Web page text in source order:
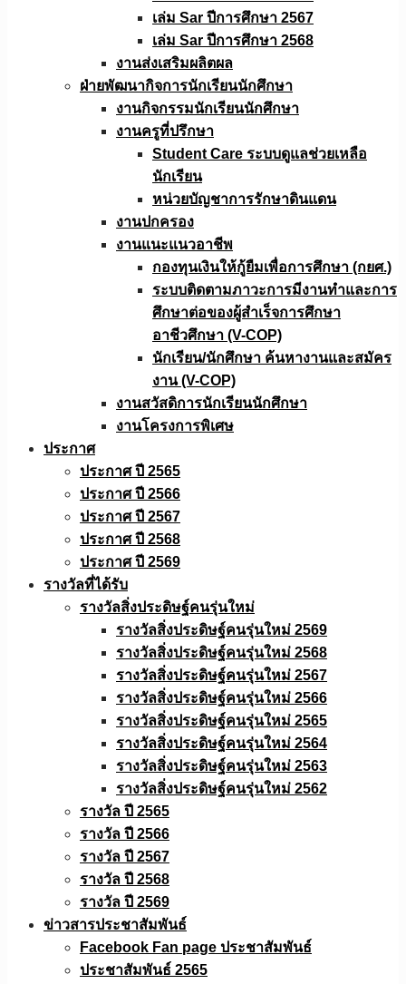
เล่ม Sar ปีการศึกษา 2567
เล่ม Sar ปีการศึกษา 2568
งานส่งเสริมผลิตผล
ฝ่ายพัฒนากิจการนักเรียนนักศึกษา
งานกิจกรรมนักเรียนนักศึกษา
งานครูที่ปรึกษา
Student Care ระบบดูแลช่วยเหลือ
นักเรียน
หน่วยบัญชาการรักษาดินแดน
งานปกครอง
งานแนะแนวอาชีพ
กองทุนเงินให้กู้ยืมเพื่อการศึกษา (กยศ.)
ระบบติดตามภาวะการมีงานทำและการ
ศึกษาต่อของผู้สำเร็จการศึกษา
อาชีวศึกษา (V-COP)
นักเรียน/นักศึกษา ค้นหางานและสมัคร
งาน (V-COP)
งานสวัสดิการนักเรียนนักศึกษา
งานโครงการพิเศษ
ประกาศ
ประกาศ ปี 2565
ประกาศ ปี 2566
ประกาศ ปี 2567
ประกาศ ปี 2568
ประกาศ ปี 2569
รางวัลที่ได้รับ
รางวัลสิ่งประดิษฐ์คนรุ่นใหม่
รางวัลสิ่งประดิษฐ์คนรุ่นใหม่ 2569
รางวัลสิ่งประดิษฐ์คนรุ่นใหม่ 2568
รางวัลสิ่งประดิษฐ์คนรุ่นใหม่ 2567
รางวัลสิ่งประดิษฐ์คนรุ่นใหม่ 2566
รางวัลสิ่งประดิษฐ์คนรุ่นใหม่ 2565
รางวัลสิ่งประดิษฐ์คนรุ่นใหม่ 2564
รางวัลสิ่งประดิษฐ์คนรุ่นใหม่ 2563
รางวัลสิ่งประดิษฐ์คนรุ่นใหม่ 2562
รางวัล ปี 2565
รางวัล ปี 2566
รางวัล ปี 2567
รางวัล ปี 2568
รางวัล ปี 2569
ข่าวสารประชาสัมพันธ์
Facebook Fan page ประชาสัมพันธ์
ประชาสัมพันธ์ 2565